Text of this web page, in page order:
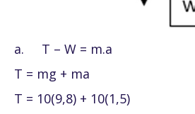
a. T – W = m.a
T = mg + ma
T = 10(9,8) + 10(1,5)